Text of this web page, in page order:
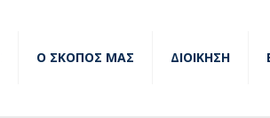
Ο ΣΚΟΠΟΣ ΜΑΣ ΔΙΟΙΚΗΣΗ